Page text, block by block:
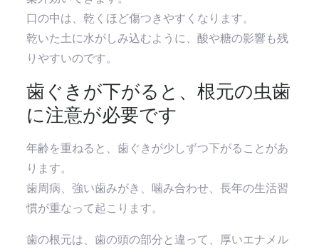
口の中は、乾くほど傷つきやすくなります。
乾いた土に水がしみ込むように、酸や糖の影響も残
りやすいのです。
歯ぐきが下がると、根元の虫歯
に注意が必要です
年齢を重ねると、歯ぐきが少しずつ下がることがあ
ります。
歯周病、強い歯みがき、噛み合わせ、長年の生活習
慣が重なって起こります。
歯の根元は、歯の頭の部分と違って、厚いエナメル